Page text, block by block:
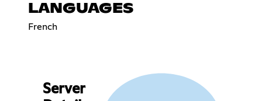
LANGUAGES
French
Server